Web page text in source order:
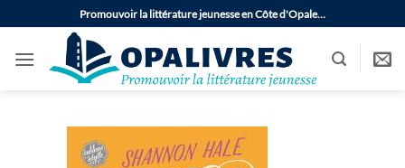
au
contenu
Promouvoir la littérature jeunesse en Côte d'Opale…